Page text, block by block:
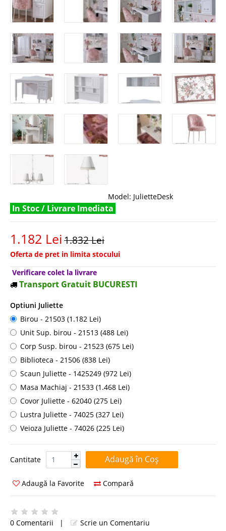
Model: JulietteDesk
In Stoc / Livrare Imediata
1.182 Lei1.832 Lei
Oferta de pret in limita stocului
Verificare colet la livrare
Transport Gratuit BUCURESTI
Optiuni Juliette
Birou - 21503 (1.182 Lei)
Unit Sup. birou - 21513 (488 Lei)
Corp Susp. birou - 21523 (675 Lei)
Biblioteca - 21506 (838 Lei)
Scaun Juliette - 1425249 (972 Lei)
Masa Machiaj - 21533 (1.468 Lei)
Covor Juliette - 62040 (275 Lei)
Lustra Juliette - 74025 (327 Lei)
Veioza Juliette - 74026 (225 Lei)
Cantitate Cantitate:
Adaugă la Favorite Compară
0 Comentarii |
Scrie un Comentariu